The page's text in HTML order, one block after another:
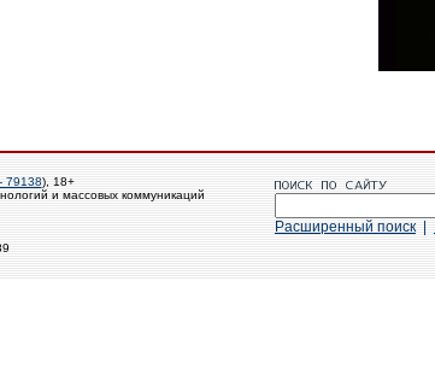
), 18+
и массовых коммуникаций
Расширенный поиск